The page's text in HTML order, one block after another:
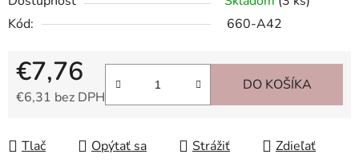
Kód:
660-A42
€7,76
€6,31 bez DPH
DO KOŠÍKA
Tlač Opýtať sa Strážiť Zdieľať